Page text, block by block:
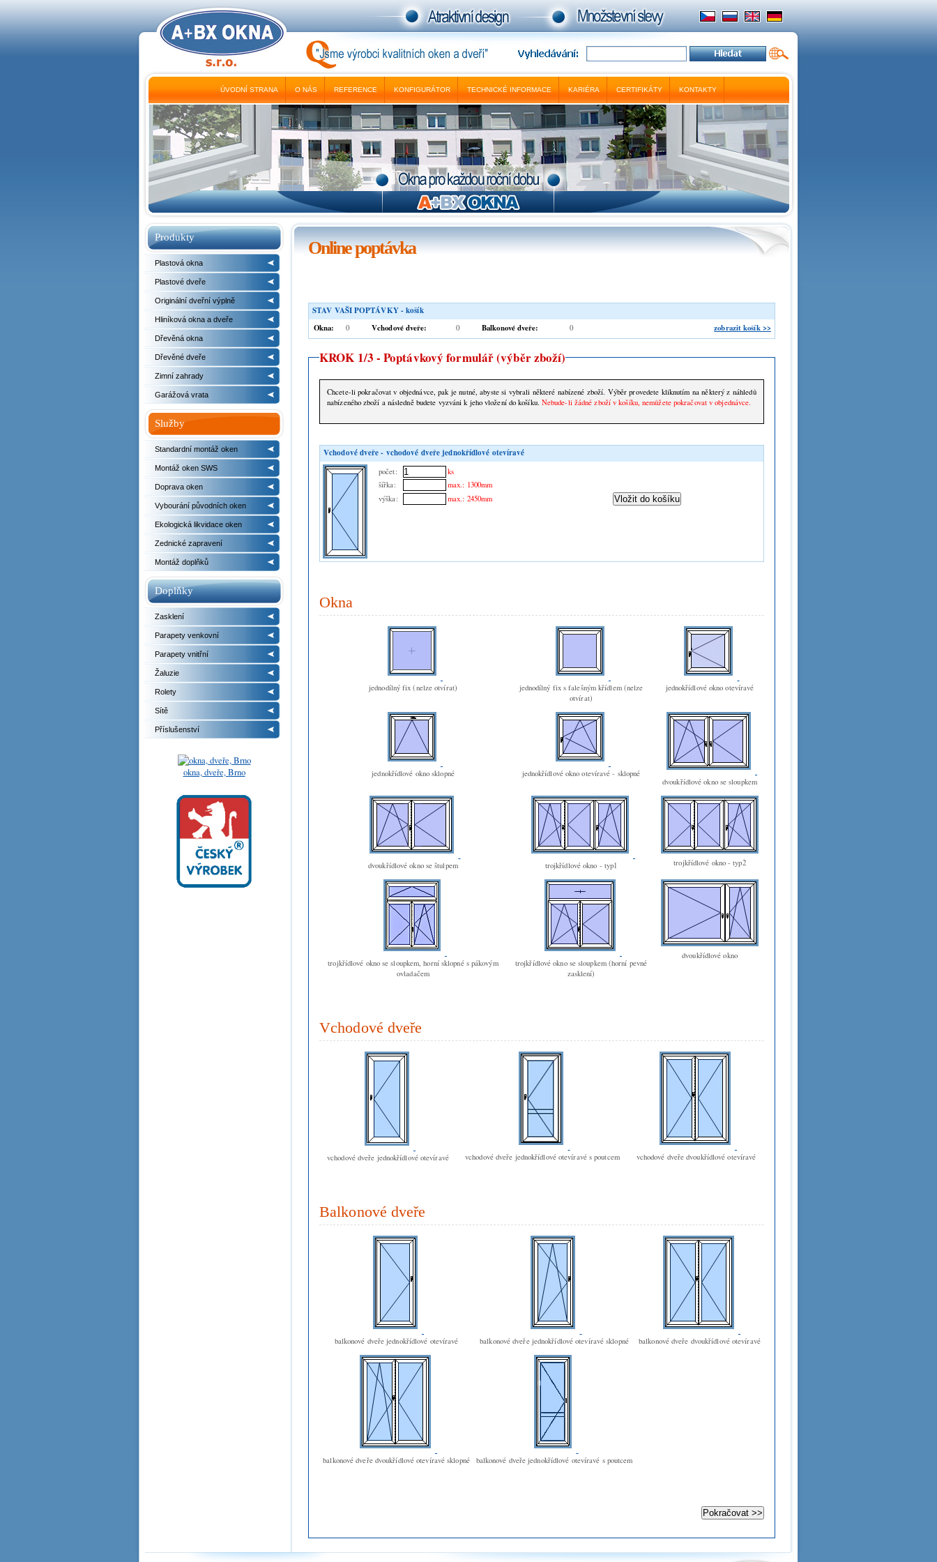
ÚVODNÍ STRANA O NÁS REFERENCE KONFIGURÁTOR TECHNICKÉ INFORMACE KARIÉRA CERTIFIKÁTY KONTAKTY
Produkty
Plastová okna
Plastové dveře
Originální dveřní výplně
Hliníková okna a dveře
Dřevěná okna
Dřevěné dveře
Zimní zahrady
Garážová vrata
Služby
Standardní montáž oken
Montáž oken SWS
Doprava oken
Vybourání původních oken
Ekologická likvidace oken
Zednické zapravení
Montáž doplňků
Doplňky
Zasklení
Parapety venkovní
Parapety vnitřní
Žaluzie
Rolety
Sítě
Příslušenství
okna, dveře, Brno
Online poptávka
STAV VAŠI POPTÁVKY - košík
Okna:
0 Vchodové dveře: 0 Balkonové dveře: 0 zobrazit košík >>
KROK 1/3 - Poptávkový formulář (výběr zboží)
Chcete-li pokračovat v objednávce, pak je nutné, abyste si vybrali některé nabízené zboží. Výběr provedete kliknutím na některý z náhledů
nabízeného zboží a následně budete vyzváni k jeho vložení do košíku. Nebude-li žádné zboží v košíku, nemůžete pokračovat v objednávce.
Vchodové dveře - vchodové dveře jednokřídlové otevíravé
počet:
ks
šířka:
max.: 1300mm
výška:
max.: 2450mm
Okna
jednodílný fix (nelze otvírat)
jednodílný fix s falešným křídlem (nelze
otvírat)
jednokřídlové okno otevíravé
jednokřídlové okno sklopné
jednokřídlové okno otevíravé - sklopné
dvoukřídlové okno se sloupkem
dvoukřídlové okno se štulpem trojkřídlové okno - typ1 trojkřídlové okno - typ2
trojkřídlové okno se sloupkem, horní sklopné s pákovým
ovladačem
trojkřídlové okno se sloupkem (horní pevné
zasklení)
dvoukřídlové okno
Vchodové dveře
vchodové dveře jednokřídlové otevíravé vchodové dveře jednokřídlové otevíravé s poutcem vchodové dveře dvoukřídlové otevíravé
Balkonové dveře
balkonové dveře jednokřídlové otevíravé balkonové dveře jednokřídlové otevíravé sklopné balkonové dveře dvoukřídlové otevíravé
balkonové dveře dvoukřídlové otevíravé sklopné balkonové dveře jednokřídlové otevíravé s poutcem